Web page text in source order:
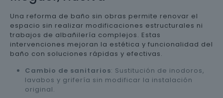
Una reforma de baño sin obras permite renovar el
espacio sin realizar modificaciones estructurales ni
trabajos de albañilería complejos. Estas
intervenciones mejoran la estética y funcionalidad del
baño con soluciones rápidas y efectivas.
Cambio de sanitarios: Sustitución de inodoros,
lavabos y grifería sin modificar la instalación
original.